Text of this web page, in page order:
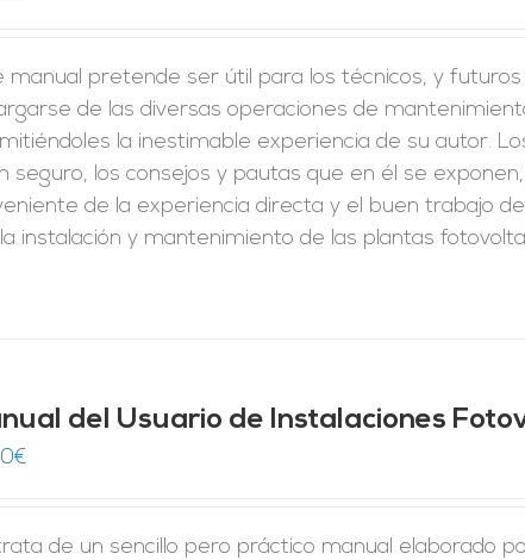
manual pretende ser útil para los técnicos, y
de las diversas operaciones de
la inestimable experiencia de su autor.
seguro, los consejos y pautas que en él se
de la experiencia directa y el buen trabajo
instalación y mantenimiento de las plantas
del Usuario de Instalaciones
€
de un sencillo pero práctico manual elaborado